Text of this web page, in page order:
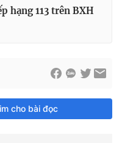
hạng 113 trên BXH
cho bài đọc